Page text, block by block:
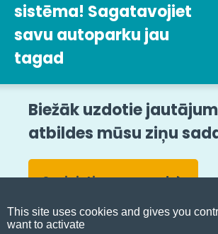
sistēma! Sagatavojiet
savu autoparku jau
tagad
Biežāk uzdotie
atbildes mūsu ziņu
Sazinieties ar mums!
Mūsu darba piedāvājumi
Juridiskās norādes
Lapas karte
Vispārīgie noteikumi un
Ziņošana par pārkāpumiem
Sekojiet mums
This site uses cookies and gives you
want to activate